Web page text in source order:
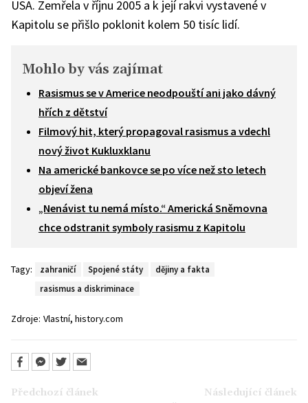
USA. Zemřela v říjnu 2005 a k její rakvi vystavené v
Kapitolu se přišlo poklonit kolem 50 tisíc lidí.
Mohlo by vás zajímat
Rasismus se v Americe neodpouští ani jako dávný
hřích z dětství
Filmový hit, který propagoval rasismus a vdechl
nový život Kukluxklanu
Na americké bankovce se po více než sto letech
objeví žena
„Nenávist tu nemá místo.“ Americká Sněmovna
chce odstranit symboly rasismu z Kapitolu
Tagy: zahraničí Spojené státy
dějiny a fakta
rasismus a diskriminace
Zdroje: Vlastní, history.com
Předchozí článek
Následující článek